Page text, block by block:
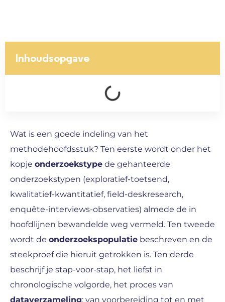
Inhoudsopgave
Wat is een goede indeling van het
methodehoofdsstuk? Ten eerste wordt onder het
kopje onderzoekstype de gehanteerde
onderzoekstypen (exploratief-toetsend,
kwalitatief-kwantitatief, field-deskresearch,
enquête-interviews-observaties) almede de in
hoofdlijnen bewandelde weg vermeld. Ten tweede
wordt de onderzoekspopulatie beschreven en de
steekproef die hieruit getrokken is. Ten derde
beschrijf je stap-voor-stap, het liefst in
chronologische volgorde, het proces van
dataverzameling: van voorbereiding tot en met